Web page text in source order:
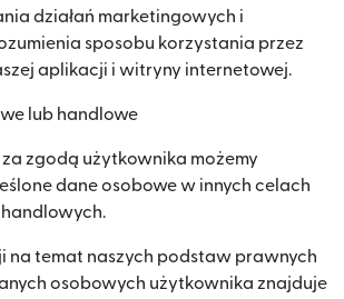
działań marketingowych i
sposobu korzystania przez
aplikacji i witryny internetowej.
lub handlowe
zgodą użytkownika możemy
dane osobowe w innych celach
na temat naszych podstaw prawnych
osobowych użytkownika znajduje